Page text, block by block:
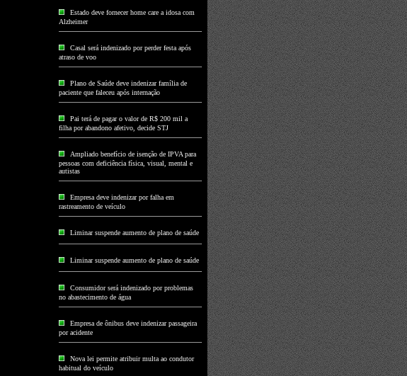
Estado deve fornecer home care a idosa com
Alzheimer
Casal será indenizado por perder festa após
atraso de voo
Plano de Saúde deve indenizar família de
paciente que faleceu após internação
Pai terá de pagar o valor de R$ 200 mil a
filha por abandono afetivo, decide STJ
Ampliado benefício de isenção de IPVA para
pessoas com deficiência física, visual, mental e
autistas
Empresa deve indenizar por falha em
rastreamento de veículo
Liminar suspende aumento de plano de saúde
Liminar suspende aumento de plano de saúde
Consumidor será indenizado por problemas
no abastecimento de água
Empresa de ônibus deve indenizar passageira
por acidente
Nova lei permite atribuir multa ao condutor
habitual do veículo